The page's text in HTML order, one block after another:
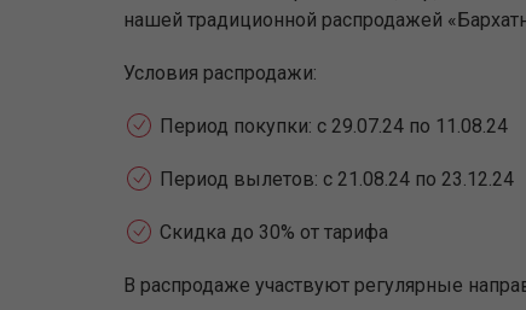
нашей традиционной распродажей
Условия распродажи:
Период покупки: с 29.07.24 по 11.08.24
Период вылетов: с 21.08.24 по 23.12.24
Скидка до 30% от тарифа
В распродаже участвуют регулярные